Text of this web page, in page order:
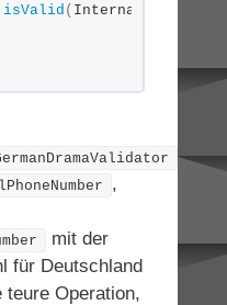
isValid (
,
mit der
für Deutschland
Operation,